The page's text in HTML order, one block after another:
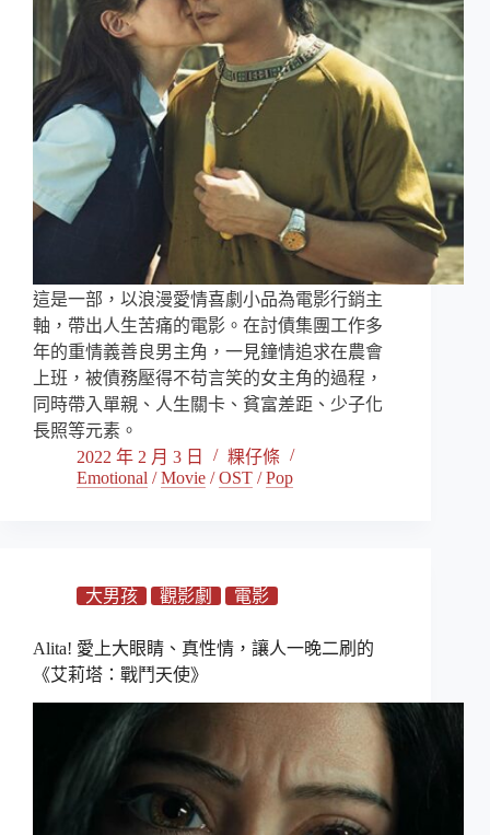
這是一部，以浪漫愛情喜劇小品為電影行銷主
軸，帶出人生苦痛的電影。在討債集團工作多
年的重情義善良男主角，一見鐘情追求在農會
上班，被債務壓得不苟言笑的女主角的過程，
同時帶入單親、人生關卡、貧富差距、少子化
長照等元素。
2022 年 2 月 3 日
粿仔條
Emotional /Movie /OST /Pop
大男孩 觀影劇 電影
Alita! 愛上大眼睛、真性情，讓人一晚二刷的
《艾莉塔：戰鬥天使》